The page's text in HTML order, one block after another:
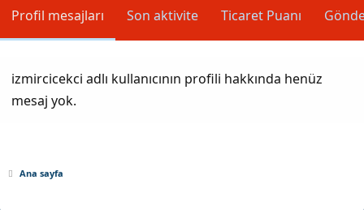
Profil mesajları Son aktivite Ticaret Puanı
izmircicekci adlı kullanıcının profili hakkında henüz
mesaj yok.
Ana sayfa